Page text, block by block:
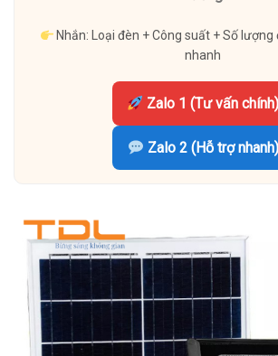
Nhắn: Loại đèn + Công suất + Số lượng
nhanh
Zalo 1 (Tư vấn chính)
Zalo 2 (Hỗ trợ nhanh)